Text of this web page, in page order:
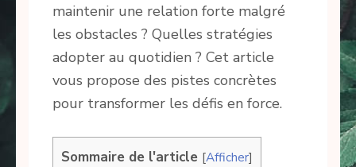
maintenir une relation forte malgré
les obstacles ? Quelles stratégies
adopter au quotidien ? Cet article
vous propose des pistes concrètes
pour transformer les défis en force.
Sommaire de l'article [Afficher]